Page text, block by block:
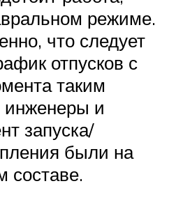
режиме.
что следует
отпусков с
таким
инженеры и
запуска/
были на
составе.